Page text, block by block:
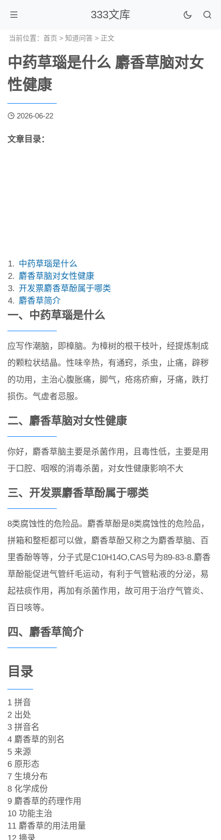
333文库
当前位置： 首页 > 知道问答 > 正文
中药草瑙是什么 麝香草脑对女
性健康
2026-06-22
文章目录：
中药草瑙是什么
麝香草脑对女性健康
开发票麝香草酚属于哪类
麝香草简介
一、中药草瑙是什么
应写作潮脑，即樟脑。为樟树的根干枝叶，经提炼制成
的颗粒状结晶。性味辛热，有通窍，杀虫，止痛，辟秽
的功用，主治心腹胀痛，脚气，疮疡疥癣，牙痛，跌打
损伤。气虚者忌服。
二、麝香草脑对女性健康
你好，麝香草脑主要是杀菌作用，且毒性低，主要是用
于口腔、咽喉的消毒杀菌，对女性健康影响不大
三、开发票麝香草酚属于哪类
8类腐蚀性的危险品。麝香草酚是8类腐蚀性的危险品，
拼箱和整柜都可以做，麝香草酚又称之为麝香草脑、百
里香酚等等，分子式是C10H14O,CAS号为89-83-8.麝香
草酚能促进气管纤毛运动，有利于气管粘液的分泌，易
起祛痰作用，再加有杀菌作用，故可用于治疗气管炎、
百日咳等。
四、麝香草简介
目录
1 拼音
2 出处
3 拼音名
4 麝香草的别名
5 来源
6 原形态
7 生境分布
8 化学成份
9 麝香草的药理作用
10 功能主治
11 麝香草的用法用量